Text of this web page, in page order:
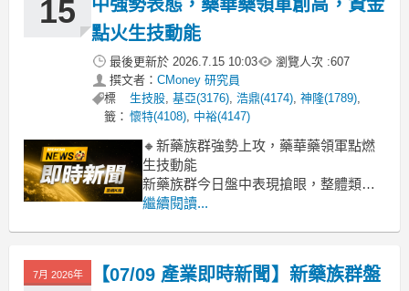
15
中強勢表態，藥華藥領軍創高，資金
點火生技動能
最後更新於 2026.7.15 10:03 瀏覽人次 :607
撰文者： CMoney 研究員
標
籤：
生技股,基亞(3176),浩鼎(4174),神隆(1789),
懷特(4108), 中裕(4147)
🔸新藥族群強勢上攻，藥華藥領軍點燃
生技動能
新藥族群今日盤中表現搶眼，整體類股
大漲超過7%，成為多頭資金追逐的焦
群注入強心針。這波漲勢主要受惠於藥
華藥明星產品Ropeginterferon alfa-2b在
繼續閱讀...
7月 2026年
【07/09 產業即時新聞】新藥族群盤